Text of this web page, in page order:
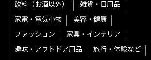
飲料（お酒以外）
雑貨・日用品
家電・電気小物
美容・健康
ファッション
家具・インテリア
趣味・アウトドア用品
旅行・体験など